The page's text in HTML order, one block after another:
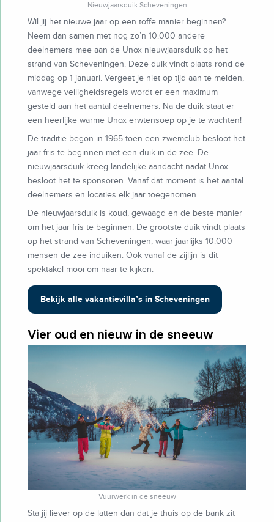
Nieuwjaarsduik Scheveningen
Wil jij het nieuwe jaar op een toffe manier beginnen?
Neem dan samen met nog zo’n 10.000 andere
deelnemers mee aan de Unox nieuwjaarsduik op het
strand van Scheveningen. Deze duik vindt plaats rond de
middag op 1 januari. Vergeet je niet op tijd aan te melden,
vanwege veiligheidsregels wordt er een maximum
gesteld aan het aantal deelnemers. Na de duik staat er
een heerlijke warme Unox erwtensoep op je te wachten!
De traditie begon in 1965 toen een zwemclub besloot het
jaar fris te beginnen met een duik in de zee. De
nieuwjaarsduik kreeg landelijke aandacht nadat Unox
besloot het te sponsoren. Vanaf dat moment is het aantal
deelnemers en locaties elk jaar toegenomen.
De nieuwjaarsduik is koud, gewaagd en de beste manier
om het jaar fris te beginnen. De grootste duik vindt plaats
op het strand van Scheveningen, waar jaarlijks 10.000
mensen de zee induiken. Ook vanaf de zijlijn is dit
spektakel mooi om naar te kijken.
Bekijk alle vakantievilla’s in Scheveningen
Vier oud en nieuw in de sneeuw
Vuurwerk in de sneeuw
Sta jij liever op de latten dan dat je thuis op de bank zit